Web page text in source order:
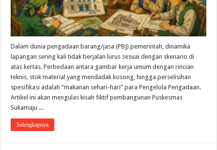
Dalam dunia pengadaan barang/jasa (PBJ) pemerintah, dinamika
lapangan sering kali tidak berjalan lurus sesuai dengan skenario di
atas kertas. Perbedaan antara gambar kerja umum dengan rincian
teknis, stok material yang mendadak kosong, hingga perselisihan
spesifikasi adalah “makanan sehari-hari” para Pengelola Pengadaan.
Artikel ini akan mengulas kisah fiktif pembangunan Puskesmas
Sukamaju ...
Selengkapnya